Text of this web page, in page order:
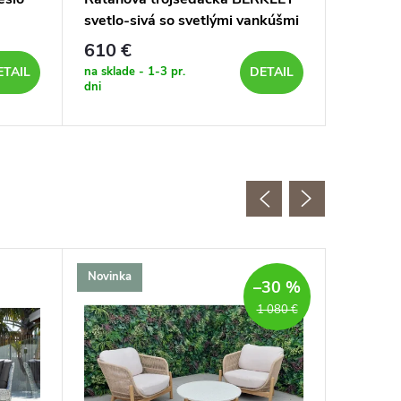
svetlo-sivá so svetlými vankúšmi
610 €
na sklade - 1-3 pr.
dni
DETAIL
Novinka
1 080 €
–30 %